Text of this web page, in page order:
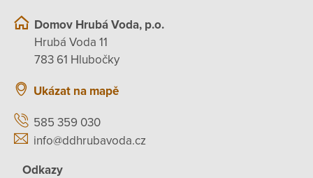
Domov Hrubá Voda, p.o.
Hrubá Voda 11
783 61 Hlubočky
Ukázat na mapě
585 359 030
info@ddhrubavoda.cz
Odkazy